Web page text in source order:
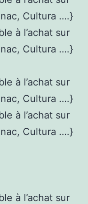
Cultura ….}
à l’achat sur
Cultura ….}
à l’achat sur
Cultura ….}
à l’achat sur
Cultura ….}
à l’achat sur